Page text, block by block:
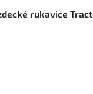
rukavice